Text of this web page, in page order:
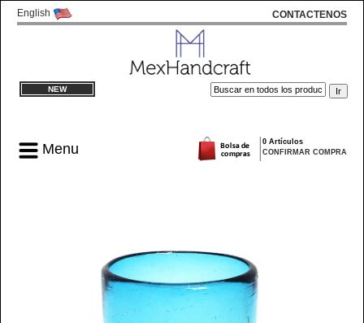
English CONTACTENOS
NEW
Menu
0 Artículos
CONFIRMAR COMPRA